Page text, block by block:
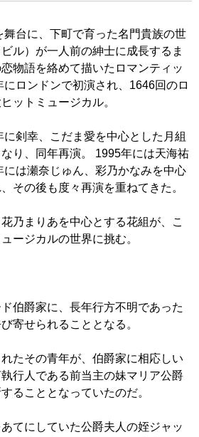
台に、下町で育った名門貴族の世
ル）が一人前の紳士に成長するま
物語を絡めて描いたロマンティッ
ロンドンで初演され、1646回のロ
ットミュージカル。
剣幸、こだま愛を中心とした月組
り、同年再演。 1995年には天海祐
は瀬奈じゅん、彩乃かなみを中心
その後も度々再演を重ねてきた。
乃まりあを中心とする花組が、こ
ージカルの世界に挑む。
伯爵家に、長年行方不明であった
寄せられることとなる。
たその青年が、伯爵家に相応しい
行人である前当主の妹マリア公爵
ることとなっていたのだ。
てにしていた公爵夫人の姪ジャッ